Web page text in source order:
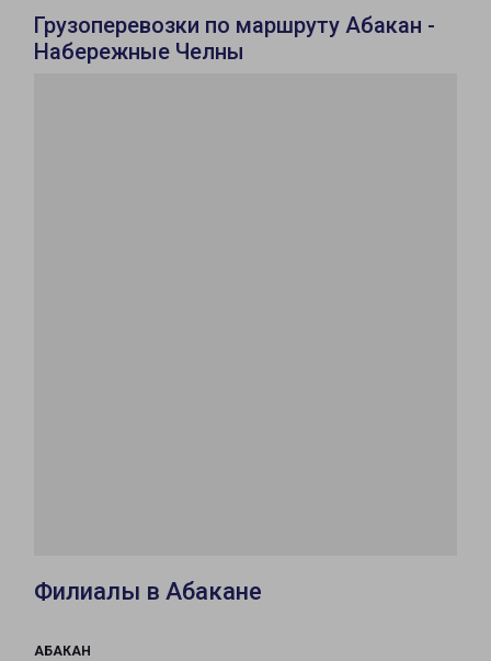
Грузоперевозки по маршруту Абакан -
Набережные Челны
Филиалы в Абакане
АБАКАН